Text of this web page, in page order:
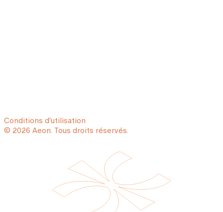
Conditions d'utilisation
© 2026 Aeon. Tous droits réservés.